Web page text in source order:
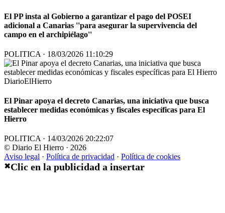
El PP insta al Gobierno a garantizar el pago del POSEI
adicional a Canarias ''para asegurar la supervivencia del
campo en el archipiélago''
POLITICA · 18/03/2026 11:10:29
DiarioElHierro
El Pinar apoya el decreto Canarias, una iniciativa que busca
establecer medidas económicas y fiscales específicas para El
Hierro
POLITICA · 14/03/2026 20:22:07
© Diario El Hierro · 2026
Aviso legal · Política de privacidad · Política de cookies
✖Clic en la publicidad a insertar